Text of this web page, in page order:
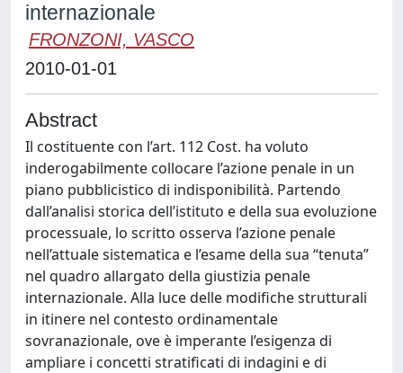
internazionale
FRONZONI, VASCO
2010-01-01
Abstract
Il costituente con l’art. 112 Cost. ha voluto
inderogabilmente collocare l’azione penale in un
piano pubblicistico di indisponibilità. Partendo
dall’analisi storica dell’istituto e della sua evoluzione
processuale, lo scritto osserva l’azione penale
nell’attuale sistematica e l’esame della sua “tenuta”
nel quadro allargato della giustizia penale
internazionale. Alla luce delle modifiche strutturali
in itinere nel contesto ordinamentale
sovranazionale, ove è imperante l’esigenza di
ampliare i concetti stratificati di indagini e di